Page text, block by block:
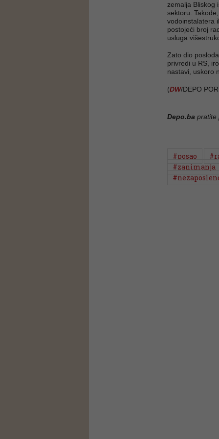
zemalja Bliskog
sektoru.
vodoinstalatera
postojeći broj
usluga
Zato dio
privredi u RS,
nastavi, uskoro
(DW/DEPO
Depo.ba pratite
#posao
#zanimanja